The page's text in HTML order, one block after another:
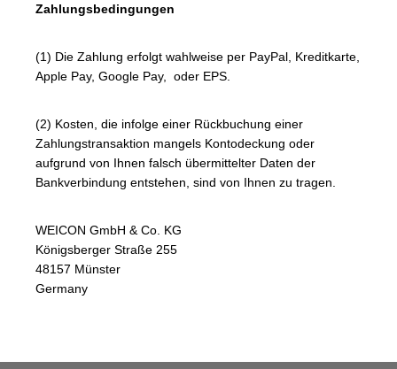
Zahlungsbedingungen
(1) Die Zahlung erfolgt wahlweise per PayPal, Kreditkarte,
Apple Pay, Google Pay, oder EPS.
(2) Kosten, die infolge einer Rückbuchung einer
Zahlungstransaktion mangels Kontodeckung oder
aufgrund von Ihnen falsch übermittelter Daten der
Bankverbindung entstehen, sind von Ihnen zu tragen.
WEICON GmbH & Co. KG
Königsberger Straße 255
48157 Münster
Germany